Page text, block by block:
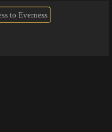
to Everness